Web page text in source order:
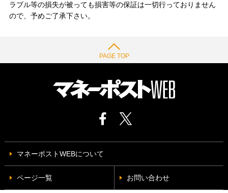
ラブル等の損失が被っても損害等の保証は一切行っておりません
ので、予めご了承下さい。
PAGE TOP
マネーポストWEBについて
ページ一覧 お問い合わせ